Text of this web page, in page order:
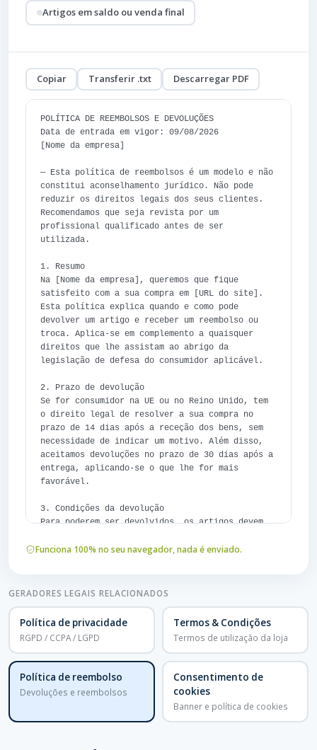
Artigos em saldo ou venda final
Copiar Transferir .txt Descarregar PDF
POLÍTICA DE REEMBOLSOS E DEVOLUÇÕES
Data de entrada em vigor: 09/08/2026
[Nome da empresa]
— Esta política de reembolsos é um modelo e não
constitui aconselhamento jurídico. Não pode
reduzir os direitos legais dos seus clientes.
Recomendamos que seja revista por um
profissional qualificado antes de ser
utilizada.
1. Resumo
Na [Nome da empresa], queremos que fique
satisfeito com a sua compra em [URL do site].
Esta política explica quando e como pode
devolver um artigo e receber um reembolso ou
troca. Aplica-se em complemento a quaisquer
direitos que lhe assistam ao abrigo da
legislação de defesa do consumidor aplicável.
2. Prazo de devolução
Se for consumidor na UE ou no Reino Unido, tem
o direito legal de resolver a sua compra no
prazo de 14 dias após a receção dos bens, sem
necessidade de indicar um motivo. Além disso,
aceitamos devoluções no prazo de 30 dias após a
entrega, aplicando-se o que lhe for mais
favorável.
3. Condições da devolução
Para poderem ser devolvidos, os artigos devem
recebeu e na embalagem original, com o
causada por um manuseamento que ultrapasse o
4. Artigos não devolvíveis
Os seguintes artigos não podem ser devolvidos,
personalizados ou feitos por medida, bens
perecíveis, produtos de higiene ou íntimos
abertos e descargas digitais.
5. Como iniciar uma devolução
Funciona 100% no seu navegador, nada é enviado.
GERADORES LEGAIS RELACIONADOS
Política de privacidade
RGPD / CCPA / LGPD
Termos & Condições
Termos de utilização da loja
Política de reembolso
Devoluções e reembolsos
Consentimento de
cookies
Banner e política de cookies